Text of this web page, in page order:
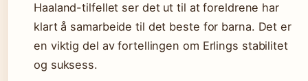
Haaland-tilfellet ser det ut til at foreldrene har
klart å samarbeide til det beste for barna. Det er
en viktig del av fortellingen om Erlings stabilitet
og suksess.